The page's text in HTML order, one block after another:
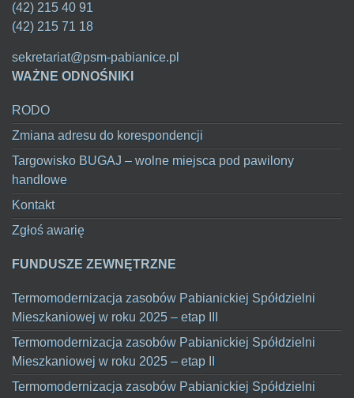
(42) 215 40 91
(42) 215 71 18
sekretariat@psm-pabianice.pl
WAŻNE ODNOŚNIKI
RODO
Zmiana adresu do korespondencji
Targowisko BUGAJ – wolne miejsca pod pawilony
handlowe
Kontakt
Zgłoś awarię
FUNDUSZE ZEWNĘTRZNE
Termomodernizacja zasobów Pabianickiej Spółdzielni
Mieszkaniowej w roku 2025 – etap III
Termomodernizacja zasobów Pabianickiej Spółdzielni
Mieszkaniowej w roku 2025 – etap II
Termomodernizacja zasobów Pabianickiej Spółdzielni